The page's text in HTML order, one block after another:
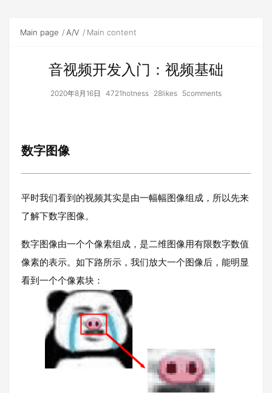
Main page A/V Main content
音视频开发入门：视频基础
2020年8月16日 4721hotness 28likes 5comments
数字图像
平时我们看到的视频其实是由一幅幅图像组成，所以先来
了解下数字图像。
数字图像由一个个像素组成，是二维图像用有限数字数值
像素的表示。如下路所示，我们放大一个图像后，能明显
看到一个个像素块：